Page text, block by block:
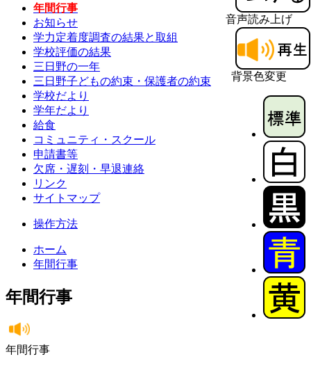
音声読み上げ
背景色変更
年間行事
お知らせ
学力定着度調査の結果と取組
学校評価の結果
三日野の一年
三日野子どもの約束・保護者の約束
学校だより
学年だより
給食
コミュニティ・スクール
申請書等
欠席・遅刻・早退連絡
リンク
サイトマップ
操作方法
ホーム
年間行事
年間行事
年間行事